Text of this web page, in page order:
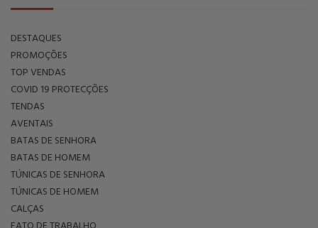
DESTAQUES
PROMOÇÕES
TOP VENDAS
COVID 19 PROTECÇÕES
TENDAS
AVENTAIS
BATAS DE SENHORA
BATAS DE HOMEM
TÚNICAS DE SENHORA
TÚNICAS DE HOMEM
CALÇAS